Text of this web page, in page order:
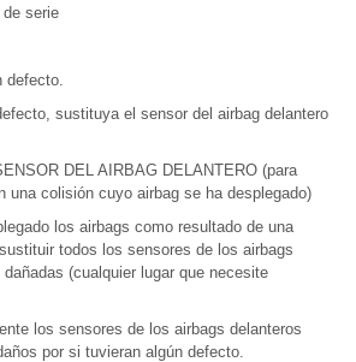
de serie
defecto.
sustituya el sensor del airbag delantero
DEL AIRBAG DELANTERO (para
una colisión cuyo airbag se ha desplegado)
los airbags como resultado de una
todos los sensores de los airbags
(cualquier lugar que necesite
los sensores de los airbags delanteros
por si tuvieran algún defecto.